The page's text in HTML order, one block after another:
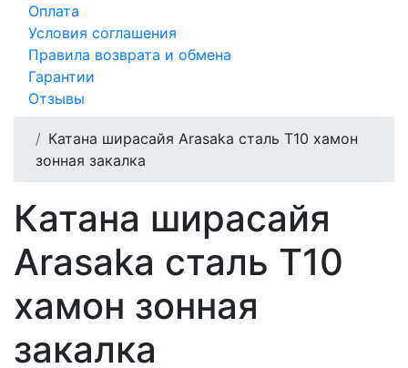
Оплата
Условия соглашения
Правила возврата и обмена
Гарантии
Отзывы
Катана ширасайя Arasaka сталь T10 хамон
зонная закалка
Катана ширасайя
Arasaka сталь T10
хамон зонная
закалка